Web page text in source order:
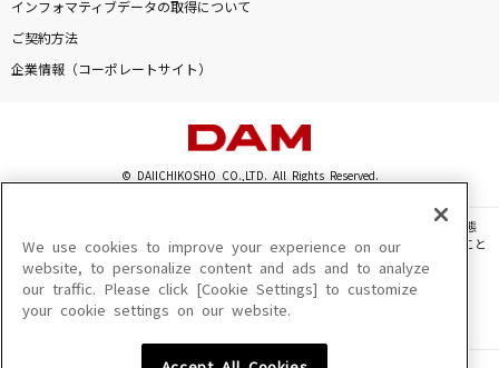
インフォマティブデータの取得について
ご契約方法
企業情報（コーポレートサイト）
© DAIICHIKOSHO CO.,LTD. All Rights Reserved.
このサイトに掲載されている一切の文章・画像・写真・動画・音声等を、手段や形態
を問わず、著作権法の定める範囲を超えて無断で複製、転載、ファイル化などすること
を禁じます。
楽曲及びコンテンツは、機種によりご利用いただけない場合があります。
楽曲及びコンテンツの配信日、配信内容が変更になる場合があります。
We use cookies to improve your experience on our
website, to personalize content and ads and to analyze
our traffic. Please click [Cookie Settings] to customize
your cookie settings on our website.